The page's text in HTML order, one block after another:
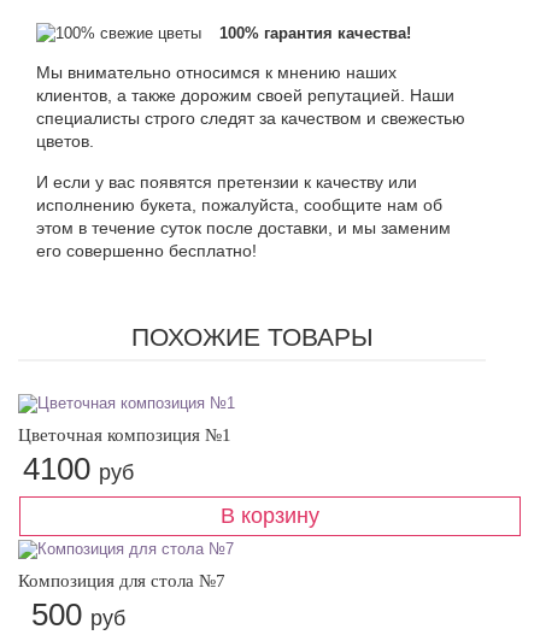
100% гарантия качества!
Мы внимательно относимся к мнению наших
клиентов, а также дорожим своей репутацией. Наши
специалисты строго следят за качеством и свежестью
цветов.
И если у вас появятся претензии к качеству или
исполнению букета, пожалуйста, сообщите нам об
этом в течение суток после доставки, и мы заменим
его совершенно бесплатно!
ПОХОЖИЕ ТОВАРЫ
Цветочная композиция №1
4100 руб
Композиция для стола №7
500 руб